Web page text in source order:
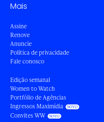
Mais
Assine
Renove
Anuncie
Política de privacidade
Fale conosco
Edição semanal
Women to Watch
Portfólio de Agências
Ingressos Maximídia
Convites WW